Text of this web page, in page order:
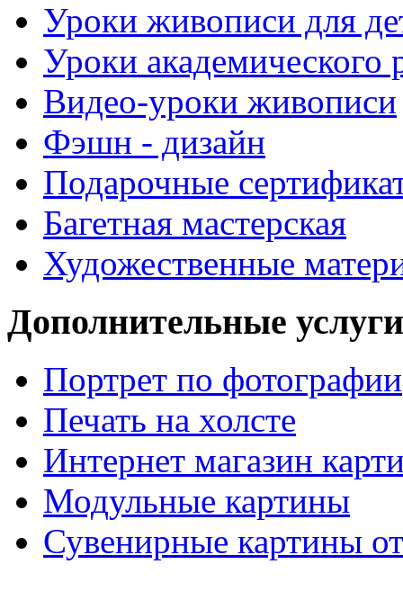
Уроки живописи для
Уроки академического
Видео-уроки живописи
Фэшн - дизайн
Подарочные
Багетная мастерская
Художественные
Дополнительные
Портрет по фотографии
Печать на холсте
Интернет магазин
Модульные картины
Сувенирные картины